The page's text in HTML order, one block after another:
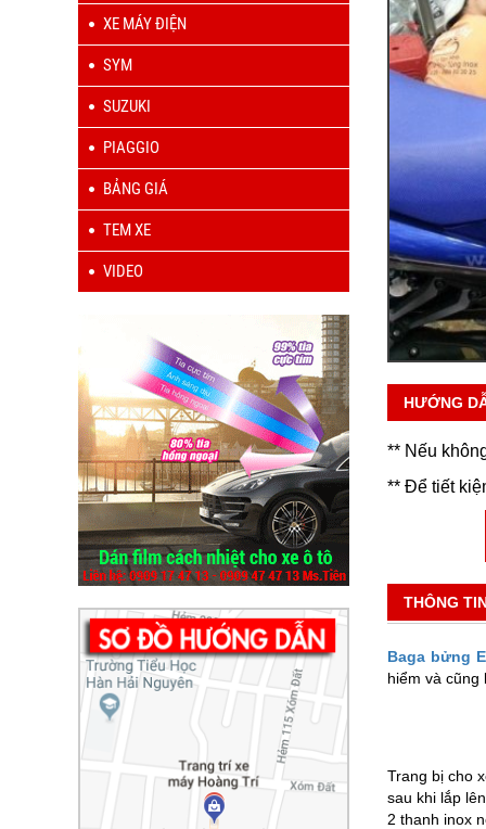
XE MÁY ĐIỆN
SYM
SUZUKI
PIAGGIO
BẢNG GIÁ
TEM XE
VIDEO
HƯỚNG
** Nếu
** Để tiết
THÔNG
Baga bửng
hiểm và cũng
Trang bị cho
sau khi lắp
2 thanh inox